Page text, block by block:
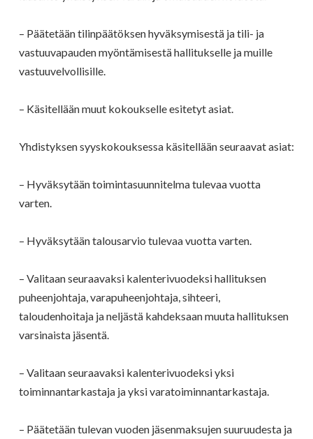
– Päätetään tilinpäätöksen hyväksymisestä ja tili- ja
vastuuvapauden myöntämisestä hallitukselle ja muille
vastuuvelvollisille.
– Käsitellään muut kokoukselle esitetyt asiat.
Yhdistyksen syyskokouksessa käsitellään seuraavat asiat:
– Hyväksytään toimintasuunnitelma tulevaa vuotta
varten.
– Hyväksytään talousarvio tulevaa vuotta varten.
– Valitaan seuraavaksi kalenterivuodeksi hallituksen
puheenjohtaja, varapuheenjohtaja, sihteeri,
taloudenhoitaja ja neljästä kahdeksaan muuta hallituksen
varsinaista jäsentä.
– Valitaan seuraavaksi kalenterivuodeksi yksi
toiminnantarkastaja ja yksi varatoiminnantarkastaja.
– Päätetään tulevan vuoden jäsenmaksujen suuruudesta ja